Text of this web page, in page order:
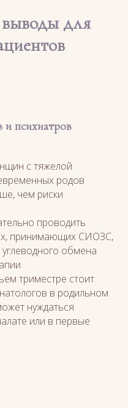
для
и психиатров
с тяжелой
родов
чем риски
проводить
принимающих СИОЗС,
обмена
триместре стоит
в родильном
нуждаться
или в первые